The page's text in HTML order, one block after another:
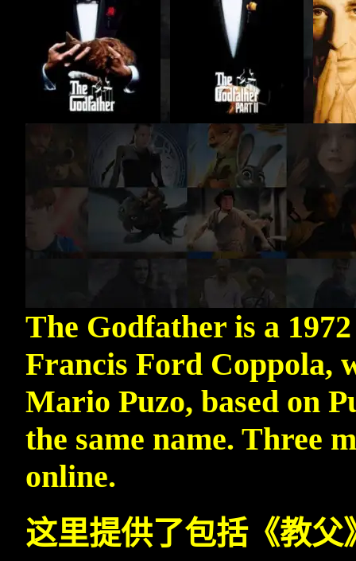
The Godfather is a
Francis Ford Coppola,
Mario Puzo, based on
the same name. Three
online.
这里提供了包括《教